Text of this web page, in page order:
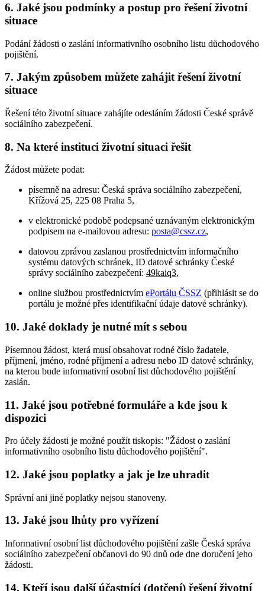
6. Jaké jsou podmínky a postup pro řešení životní
situace
Podání žádosti o zaslání informativního osobního listu důchodového
pojištění.
7. Jakým způsobem můžete zahájit řešení životní
situace
Řešení této životní situace zahájíte odesláním žádosti České správě
sociálního zabezpečení.
8. Na které instituci životní situaci řešit
Žádost můžete podat:
písemně na adresu: Česká správa sociálního zabezpečení,
Křížová 25, 225 08 Praha 5,
v elektronické podobě podepsané uznávaným elektronickým
podpisem na e-mailovou adresu: posta@cssz.cz,
datovou zprávou zaslanou prostřednictvím informačního
systému datových schránek, ID datové schránky České
správy sociálního zabezpečení: 49kaiq3,
online službou prostřednictvím ePortálu ČSSZ (přihlásit se do
portálu je možné přes identifikační údaje datové schránky).
10. Jaké doklady je nutné mít s sebou
Písemnou žádost, která musí obsahovat rodné číslo žadatele,
příjmení, jméno, rodné příjmení a adresu nebo ID datové schránky,
na kterou bude informativní osobní list důchodového pojištění
zaslán.
11. Jaké jsou potřebné formuláře a kde jsou k
dispozici
Pro účely žádosti je možné použít tiskopis: "Žádost o zaslání
informativního osobního listu důchodového pojištění".
12. Jaké jsou poplatky a jak je lze uhradit
Správní ani jiné poplatky nejsou stanoveny.
13. Jaké jsou lhůty pro vyřízení
Informativní osobní list důchodového pojištění zašle Česká správa
sociálního zabezpečení občanovi do 90 dnů ode dne doručení jeho
žádosti.
14. Kteří jsou další účastníci (dotčení) řešení životní